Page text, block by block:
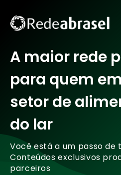
A maior rede
para quem
setor de
do lar
Você está a um passo de
Conteúdos exclusivos
parceiros